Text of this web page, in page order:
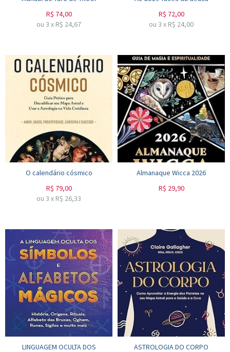
R$ 74,00
ou 3 x R$ 24,67
R$ 72,00
ou 3 x R$ 24,00
O calendário cósmico
R$ 79,00
ou 3 x R$ 26,33
Almanaque Wicca 2026
R$ 29,90
LINGUAGEM OCULTA DOS
ASTROLOGIA DO CORPO